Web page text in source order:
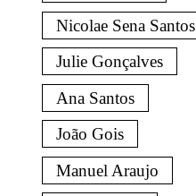
Nicolae Sena Santos
Julie Gonçalves
Ana Santos
João Gois
Manuel Araujo